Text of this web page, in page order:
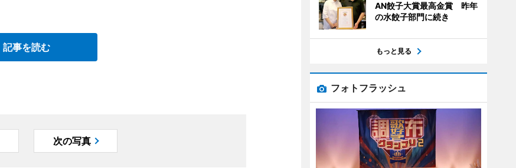
記事を読む
次の写真
AN餃子大賞最高金賞 昨年
の水餃子部門に続き
もっと見る
フォトフラッシュ